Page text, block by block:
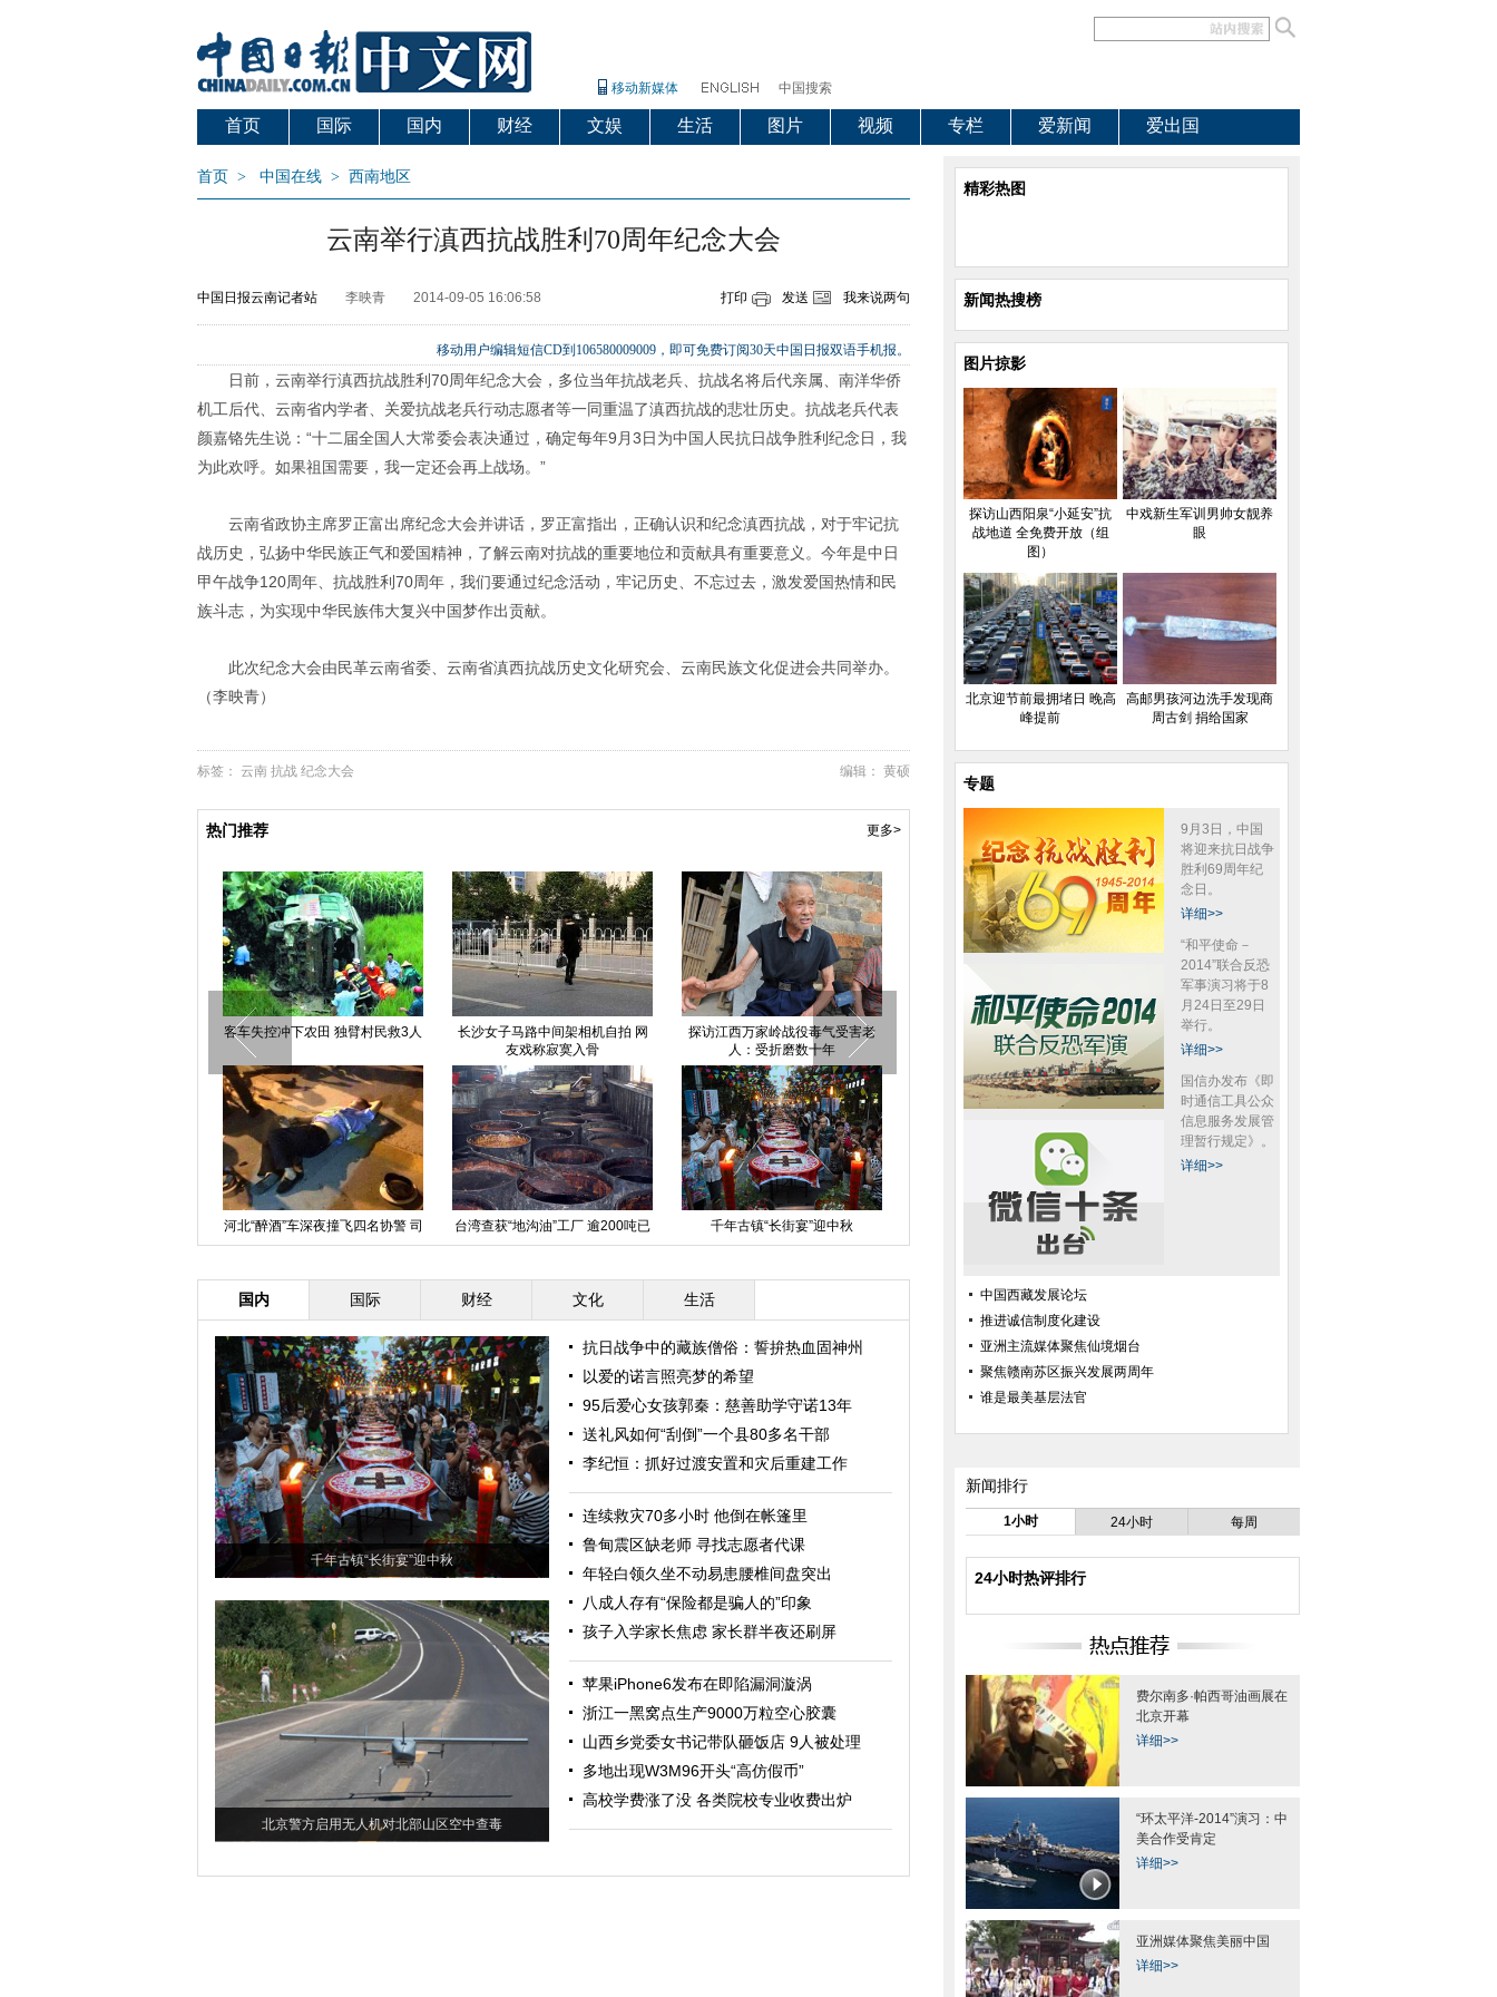
移动新媒体 中国搜索
首页 国际 国内 财经 文娱 生活 图片 视频 专栏 爱新闻 爱出国
首页 > 中国在线 > 西南地区
云南举行滇西抗战胜利70周年纪念大会
中国日报云南记者站 李映青 2014-09-05 16:06:58 打印 发送 我来说两句
移动用户编辑短信CD到106580009009，即可免费订阅30天中国日报双语手机报。
日前，云南举行滇西抗战胜利70周年纪念大会，多位当年抗战老兵、抗战名将后代亲属、南洋华侨
机工后代、云南省内学者、关爱抗战老兵行动志愿者等一同重温了滇西抗战的悲壮历史。抗战老兵代表
颜嘉铬先生说：“十二届全国人大常委会表决通过，确定每年9月3日为中国人民抗日战争胜利纪念日，我
为此欢呼。如果祖国需要，我一定还会再上战场。”
云南省政协主席罗正富出席纪念大会并讲话，罗正富指出，正确认识和纪念滇西抗战，对于牢记抗
战历史，弘扬中华民族正气和爱国精神，了解云南对抗战的重要地位和贡献具有重要意义。今年是中日
甲午战争120周年、抗战胜利70周年，我们要通过纪念活动，牢记历史、不忘过去，激发爱国热情和民
族斗志，为实现中华民族伟大复兴中国梦作出贡献。
此次纪念大会由民革云南省委、云南省滇西抗战历史文化研究会、云南民族文化促进会共同举办。
（李映青）
编辑： 黄硕
标签： 云南 抗战 纪念大会
热门推荐 更多>
客车失控冲下农田 独臂村民救3人
长沙女子马路中间架相机自拍 网
友戏称寂寞入骨
探访江西万家岭战役毒气受害老
人：受折磨数十年
河北“醉酒”车深夜撞飞四名协警 司
机酒醒后吓呆
台湾查获“地沟油”工厂 逾200吨已
流入市场
千年古镇“长街宴”迎中秋
“兵马俑灯”亮相北京 超高压输电线路“体检”保电网安全
网曝山东幼儿园老师虐打幼童 鞋
底敲头连扇耳光
国内 国际 财经 文化 生活
千年古镇“长街宴”迎中秋
北京警方启用无人机对北部山区空中查毒
抗日战争中的藏族僧俗：誓拚热血固神州
以爱的诺言照亮梦的希望
95后爱心女孩郭秦：慈善助学守诺13年
送礼风如何“刮倒”一个县80多名干部
李纪恒：抓好过渡安置和灾后重建工作
连续救灾70多小时 他倒在帐篷里
鲁甸震区缺老师 寻找志愿者代课
年轻白领久坐不动易患腰椎间盘突出
八成人存有“保险都是骗人的”印象
孩子入学家长焦虑 家长群半夜还刷屏
苹果iPhone6发布在即陷漏洞漩涡
浙江一黑窝点生产9000万粒空心胶囊
山西乡党委女书记带队砸饭店 9人被处理
多地出现W3M96开头“高仿假币”
高校学费涨了没 各类院校专业收费出炉
精彩热图
新闻热搜榜
图片掠影
探访山西阳泉“小延安”抗
战地道 全免费开放（组
图）
中戏新生军训男帅女靓养
眼
北京迎节前最拥堵日 晚高
峰提前
高邮男孩河边洗手发现商
周古剑 捐给国家
专题
9月3日，中国
将迎来抗日战争
胜利69周年纪
念日。
详细>>
“和平使命－
2014”联合反恐
军事演习将于8
月24日至29日
举行。
详细>>
国信办发布《即
时通信工具公众
信息服务发展管
理暂行规定》。
详细>>
中国西藏发展论坛
推进诚信制度化建设
亚洲主流媒体聚焦仙境烟台
聚焦赣南苏区振兴发展两周年
谁是最美基层法官
新闻排行
1小时 24小时 每周
24小时热评排行
费尔南多·帕西哥油画展在
北京开幕
详细>>
“环太平洋-2014”演习：中
美合作受肯定
详细>>
亚洲媒体聚焦美丽中国
详细>>